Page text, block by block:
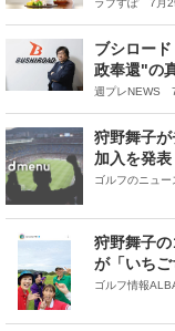
ラブすぽ 7月
ブシロー
政奉還"の
ロレス界に
週プレNEWS
狩野舞子
加入を発
奮
ゴルフのニュ
狩野舞子
が「いち
「いちご
ゴルフ情報